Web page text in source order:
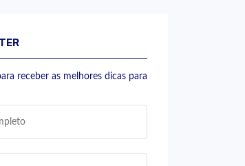
receber as melhores dicas para